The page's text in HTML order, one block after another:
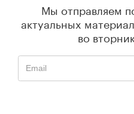
Мы отправляем
актуальных
во